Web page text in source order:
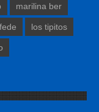
marilina ber
fede los tipitos